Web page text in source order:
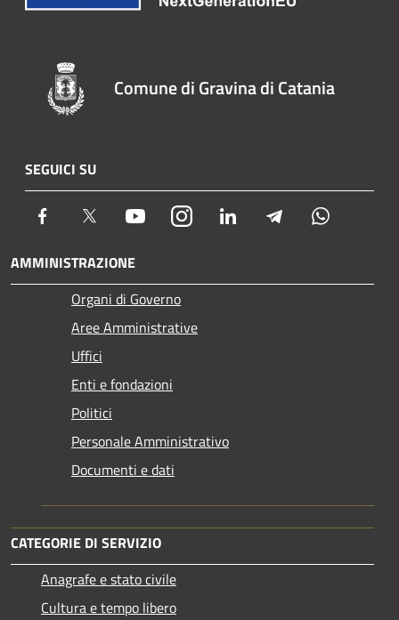
Comune di Gravina di Catania
SEGUICI SU
Facebook Twitter YoutubeInstagram LinkedIn Telegram
AMMINISTRAZIONE
Organi di Governo
Aree Amministrative
Uffici
Enti e fondazioni
Politici
Personale Amministrativo
Documenti e dati
CATEGORIE DI SERVIZIO
Anagrafe e stato civile
Cultura e tempo libero